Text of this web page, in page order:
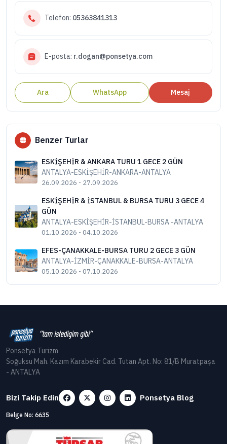
Telefon: 05363841313
E-posta: r.dogan@ponsetya.com
Ara WhatsApp Mesaj
Benzer Turlar
ESKİŞEHİR & ANKARA TURU 1 GECE 2 GÜN
ANTALYA-ESKİŞEHİR-ANKARA-ANTALYA
26.09.2026 - 27.09.2026
ESKİŞEHİR & İSTANBUL & BURSA TURU 3 GECE 4
GÜN
ANTALYA-ESKİŞEHİR-İSTANBUL-BURSA -ANTALYA
01.10.2026 - 04.10.2026
EFES-ÇANAKKALE-BURSA TURU 2 GECE 3 GÜN
ANTALYA-İZMİR-ÇANAKKALE-BURSA-ANTALYA
05.10.2026 - 07.10.2026
Ponsetya Turizm
Soğuksu Mah. Kazım Karabekir Cad. Tutan Apt. No: 81/B Muratpaşa
- ANTALYA
Bizi Takip Edin Ponsetya Blog
Belge No: 6635